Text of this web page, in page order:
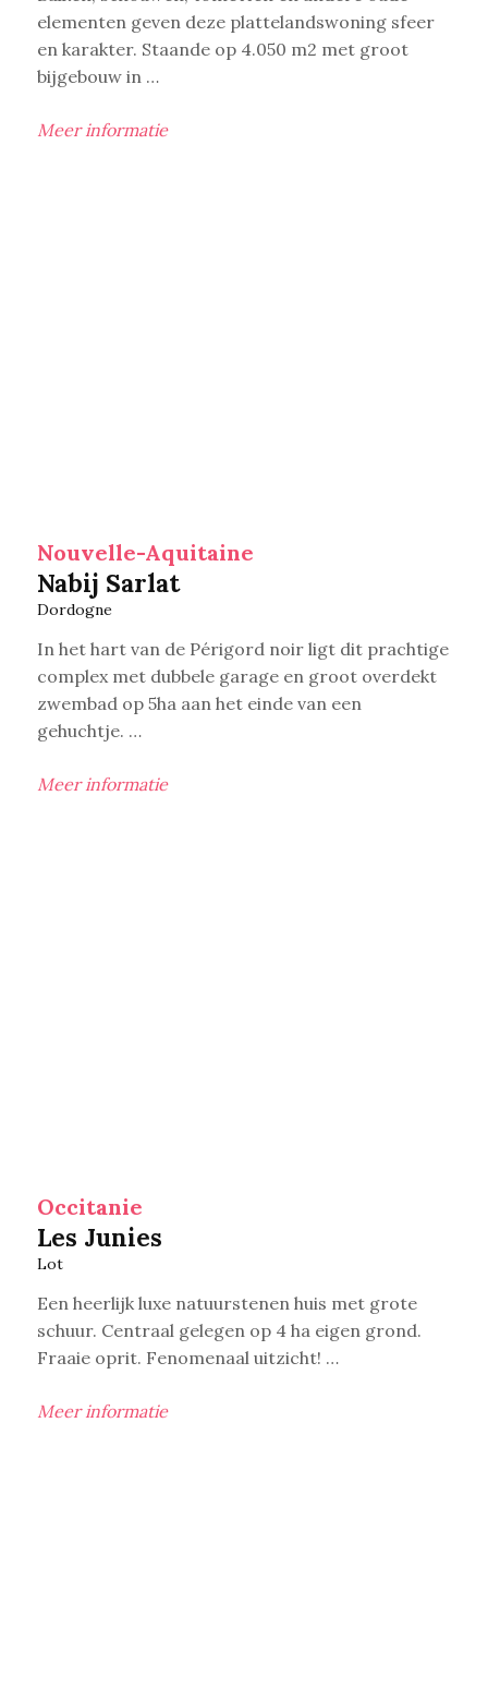
elementen geven deze plattelandswoning sfeer
en karakter. Staande op 4.050 m2 met groot
bijgebouw in …
Meer informatie
Nouvelle-Aquitaine
Nabij Sarlat
Dordogne
In het hart van de Périgord noir ligt dit prachtige
complex met dubbele garage en groot overdekt
zwembad op 5ha aan het einde van een
gehuchtje. …
Meer informatie
Occitanie
Les Junies
Lot
Een heerlijk luxe natuurstenen huis met grote
schuur. Centraal gelegen op 4 ha eigen grond.
Fraaie oprit. Fenomenaal uitzicht! …
Meer informatie